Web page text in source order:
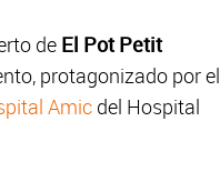
de El Pot Petit
protagonizado por el
Amic del Hospital